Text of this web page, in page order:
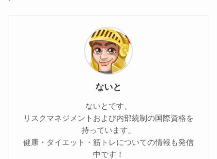
ないと
ないとです。
リスクマネジメントおよび内部統制の国際資格を
持っています。
健康・ダイエット・筋トレについての情報も発信
中です！